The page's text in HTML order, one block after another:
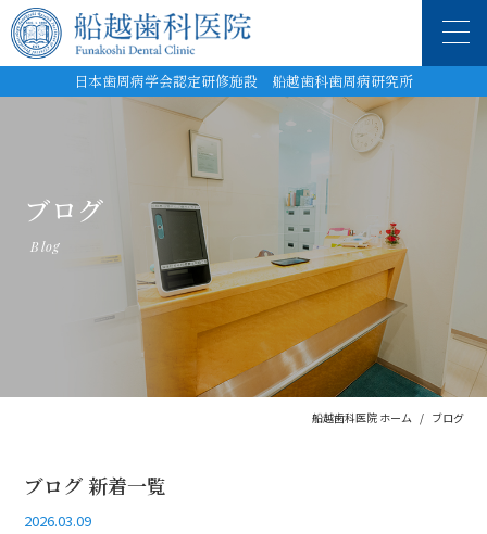
日本歯周病学会認定研修施設 船越歯科歯周病研究所
ブログ
Blog
船越歯科医院 ホーム ブログ
ブログ 新着一覧
2026.03.09